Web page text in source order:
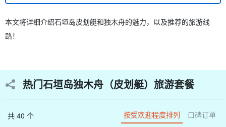
本文将详细介绍石垣岛皮划艇和独木舟的魅力，以及推荐的旅游线
路！
热门石垣岛独木舟（皮划艇）旅游套餐
共 40 个 按受欢迎程度排列 口碑订单